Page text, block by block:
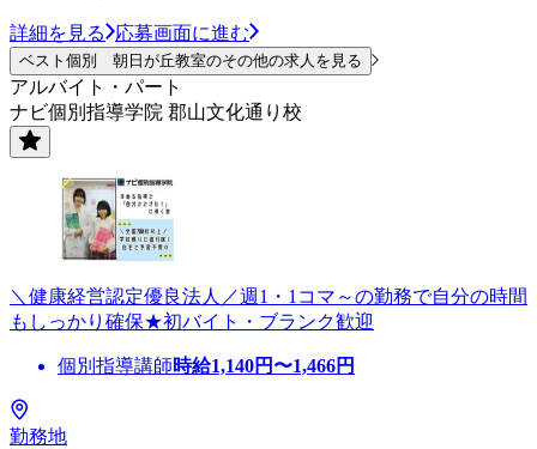
詳細を見る 応募画面に進む
ベスト個別 朝日が丘教室のその他の求人を見る
アルバイト・パート
ナビ個別指導学院 郡山文化通り校
＼健康経営認定優良法人／週1・1コマ～の勤務で自分の時間
もしっかり確保★初バイト・ブランク歓迎
個別指導講師時給1,140円〜1,466円
勤務地